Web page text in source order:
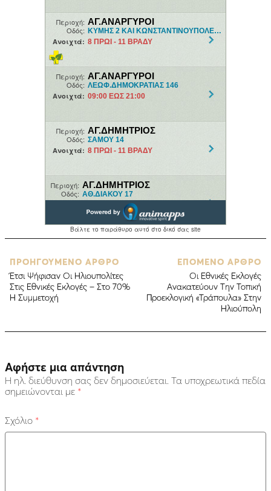
ΠΡΟΗΓΟΥΜΕΝΟ ΑΡΘΡΟ
Έτσι Ψήφισαν Οι Ηλιουπολίτες
Στις Εθνικές Εκλογές – Στο 70%
Η Συμμετοχή
ΕΠΟΜΕΝΟ ΑΡΘΡΟ
Οι Εθνικές Εκλογές
Ανακατεύουν Την Τοπική
Προεκλογική «Τράπουλα» Στην
Ηλιούπολη
Αφήστε μια απάντηση
Η ηλ. διεύθυνση σας δεν δημοσιεύεται. Τα υποχρεωτικά πεδία
σημειώνονται με *
Σχόλιο *